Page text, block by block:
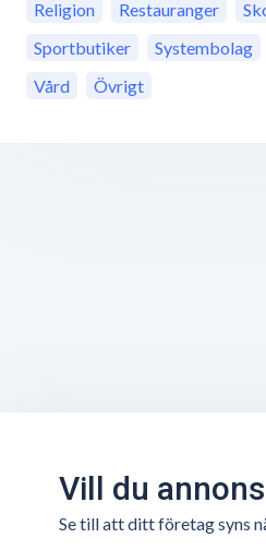
Religion
Restauranger
Sportbutiker
Systembolag
Vård
Övrigt
Vill du
Se till att ditt företag syns